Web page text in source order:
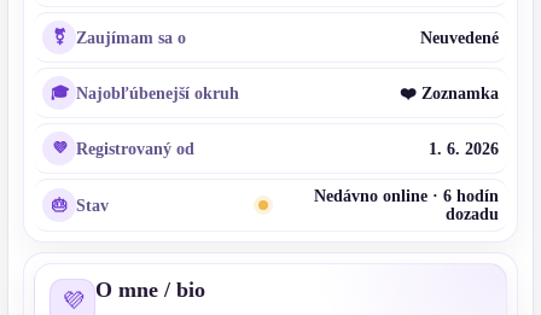
Zaujímam sa o Neuvedené
Najobľúbenejší okruh ❤️ Zoznamka
Registrovaný od 1. 6. 2026
Stav
Nedávno online · 6 hodín
dozadu
💜 O mne / bio